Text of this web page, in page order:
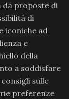
da proposte di
di
iconiche ad
e
della
a soddisfare
sulle
preferenze